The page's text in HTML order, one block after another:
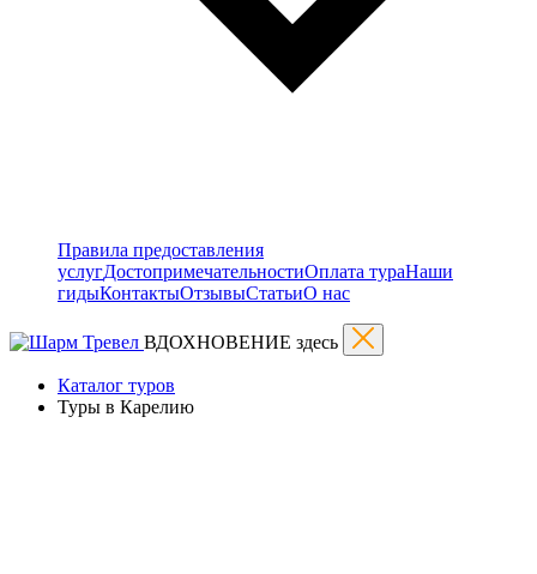
Правила предоставления
услугДостопримечательностиОплата тураНаши
гидыКонтактыОтзывыСтатьиО нас
ВДОХНОВЕНИЕ здесь
Каталог туров
Туры в Карелию